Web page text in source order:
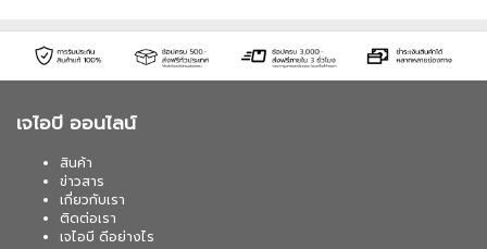
เจไอบี ออนไลน์
สินค้า
ข่าวสาร
เกี่ยวกับเรา
ติดต่อเรา
เจไอบี ดีอย่างไร